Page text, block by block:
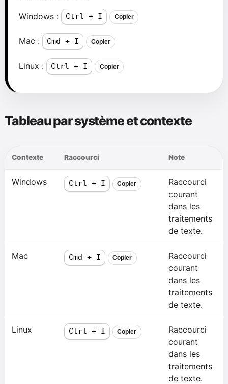
Windows : Ctrl + I Copier
Mac : Cmd + I Copier
Linux : Ctrl + I Copier
Tableau par système et contexte
Contexte Raccourci Note
Windows Ctrl + I Copier
Raccourci
courant
dans les
traitements
de texte.
Mac Cmd + I Copier
Raccourci
courant
dans les
traitements
de texte.
Linux Ctrl + I Copier
Raccourci
courant
dans les
traitements
de texte.